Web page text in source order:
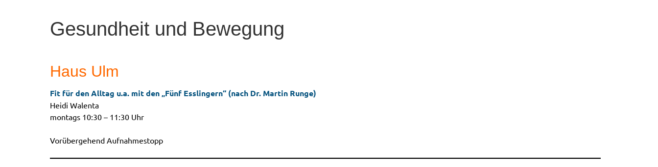
Gesundheit und Bewegung
Haus Ulm
Fit für den Alltag u.a. mit den „Fünf Esslingern“ (nach Dr. Martin Runge)
Heidi Walenta
montags 10:30 – 11:30 Uhr
Vorübergehend Aufnahmestopp